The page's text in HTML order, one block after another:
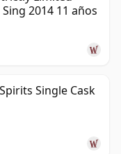
2014 11 años
Single Cask